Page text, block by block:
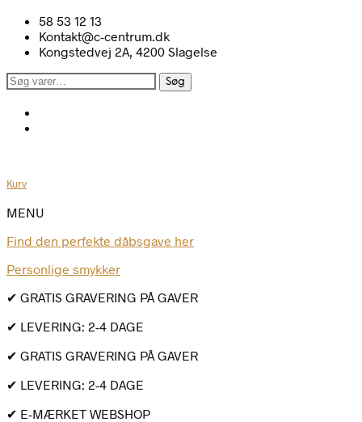
58 53 12 13
Kontakt@c-centrum.dk
Kongstedvej 2A, 4200 Slagelse
Søg
Søg
Kurv
MENU
Find den perfekte dåbsgave her
Personlige smykker
✔ GRATIS GRAVERING PÅ GAVER
✔ LEVERING: 2-4 DAGE
✔ GRATIS GRAVERING PÅ GAVER
✔ LEVERING: 2-4 DAGE
✔ E-MÆRKET WEBSHOP